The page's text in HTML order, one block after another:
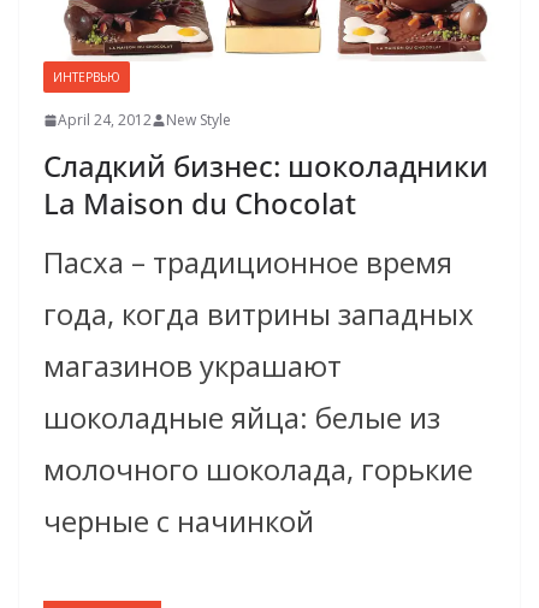
ИНТЕРВЬЮ
April 24, 2012 New Style
Сладкий бизнес: шоколадники
La Maison du Chocоlat
Пасха – традиционное время
года, когда витрины западных
магазинов украшают
шоколадные яйца: белые из
молочного шоколада, горькие
черные с начинкой